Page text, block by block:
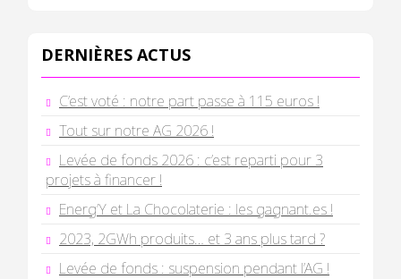
DERNIÈRES ACTUS
C’est voté : notre part passe à 115 euros !
Tout sur notre AG 2026 !
Levée de fonds 2026 : c’est reparti pour 3
projets à financer !
Energ’Y et La Chocolaterie : les gagnant.es !
2023, 2GWh produits… et 3 ans plus tard ?
Levée de fonds : suspension pendant l’AG !